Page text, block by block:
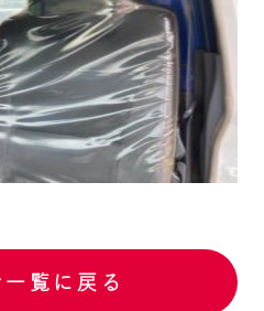
覧に戻る